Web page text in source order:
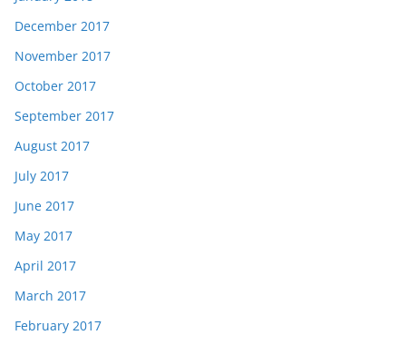
December 2017
November 2017
October 2017
September 2017
August 2017
July 2017
June 2017
May 2017
April 2017
March 2017
February 2017